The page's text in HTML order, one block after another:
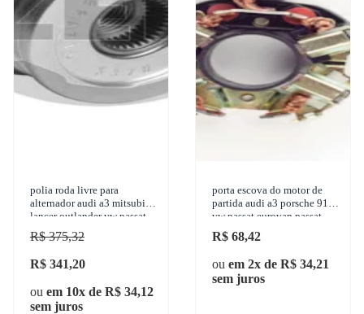
polia roda livre para
alternador audi a3 mitsubishi
lancer outlander vw passat
new beetle 1996-2018 zen -
5378
R$ 375,32
R$ 341,20
ou em 10x de R$ 34,12
sem juros
porta escova do motor de
partida audi a3 porsche 911
vw passat eurovan passat
variant 1991-2013 sulcarbon
- a-12
R$ 68,42
ou em 2x de R$ 34,21
sem juros